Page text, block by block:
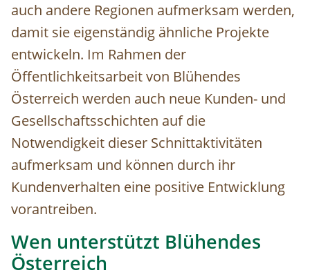
auch andere Regionen aufmerksam werden,
damit sie eigenständig ähnliche Projekte
entwickeln. Im Rahmen der
Öffentlichkeitsarbeit von Blühendes
Österreich werden auch neue Kunden- und
Gesellschaftsschichten auf die
Notwendigkeit dieser Schnittaktivitäten
aufmerksam und können durch ihr
Kundenverhalten eine positive Entwicklung
vorantreiben.
Wen unterstützt Blühendes
Österreich